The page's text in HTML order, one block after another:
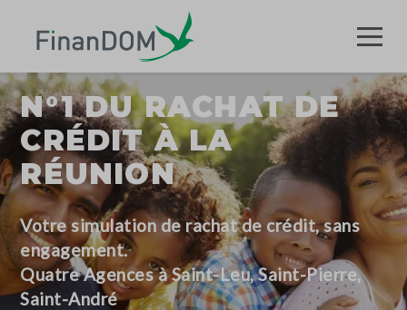
N°1 DU RACHAT DE
CRÉDIT À LA
RÉUNION
Votre simulation de rachat de crédit, sans
engagement.
Quatre Agences à Saint-Leu, Saint-Pierre,
Saint-André